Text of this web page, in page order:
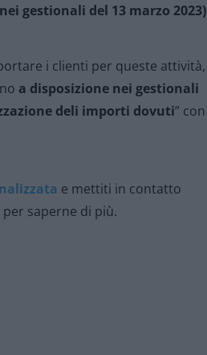
gestionali del 13 marzo 2023)
i clienti per queste attività,
a disposizione nei gestionali
deli importi dovuti” con
e mettiti in contatto
per saperne di più.